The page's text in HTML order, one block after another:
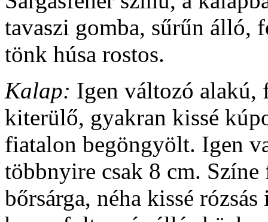
tavaszi gomba, sűrűn álló,
tönk húsa rostos.
Kalap: Igen változó alakú,
kiterülő, gyakran kissé
fiatalon begöngyölt. Igen
többnyire csak 8 cm. Színe
bőrsárga, néha kissé